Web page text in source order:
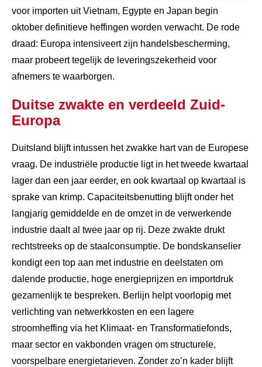
voor importen uit Vietnam, Egypte en Japan begin
oktober definitieve heffingen worden verwacht. De rode
draad: Europa intensiveert zijn handelsbescherming,
maar probeert tegelijk de leveringszekerheid voor
afnemers te waarborgen.
Duitse zwakte en verdeeld Zuid-
Europa
Duitsland blijft intussen het zwakke hart van de Europese
vraag. De industriële productie ligt in het tweede kwartaal
lager dan een jaar eerder, en ook kwartaal op kwartaal is
sprake van krimp. Capaciteitsbenutting blijft onder het
langjarig gemiddelde en de omzet in de verwerkende
industrie daalt al twee jaar op rij. Deze zwakte drukt
rechtstreeks op de staalconsumptie. De bondskanselier
kondigt een top aan met industrie en deelstaten om
dalende productie, hoge energieprijzen en importdruk
gezamenlijk te bespreken. Berlijn helpt voorlopig met
verlichting van netwerkkosten en een lagere
stroomheffing via het Klimaat- en Transformatiefonds,
maar sector en vakbonden vragen om structurele,
voorspelbare energietarieven. Zonder zo’n kader blijft